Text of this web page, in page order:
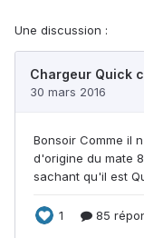
Une discussion :